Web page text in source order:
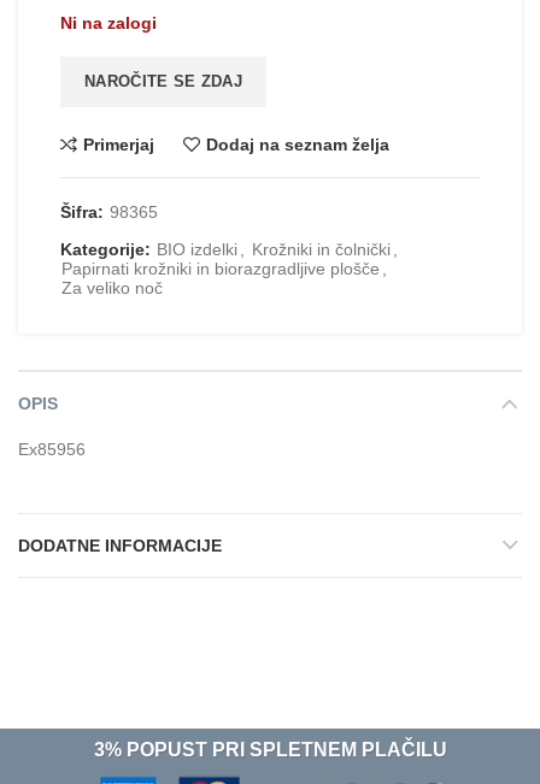
Ni na zalogi
NAROČITE SE ZDAJ
Primerjaj Dodaj na seznam želja
Šifra: 98365
Kategorije: BIO izdelki Krožniki in čolnički
Papirnati krožniki in biorazgradljive plošče
Za veliko noč
OPIS
Ex85956
DODATNE INFORMACIJE
3% POPUST PRI SPLETNEM PLAČILU